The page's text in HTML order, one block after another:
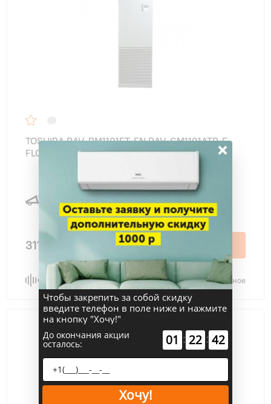
TOSHIBA RAV-RM1101FT-EN RAV-GM1101ATP-E
FLOOR STANDING
41 дБ
311 500 ₽
Сравнить В избранное
×
Чтобы закрепить за собой скидку
введите телефон в поле ниже и нажмите
на кнопку "Хочу!"
До окончания акции
осталось: 01 : 22 : 41
Хочу!